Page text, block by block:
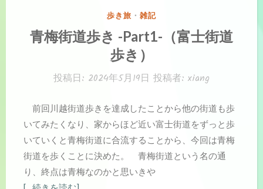
カ
ゴ
リ
歩き旅 ・ 雑記
青梅街道歩き -Part1-（富士街道
歩き）
投稿日: 2024年5月19日 投稿者: xiang
前回川越街道歩きを達成したことから他の街道も歩
いてみたくなり、家からほど近い富士街道をずっと歩
いていくと青梅街道に合流することから、今回は青梅
街道を歩くことに決めた。 青梅街道という名の通
り、終点は青梅なのかと思いきや